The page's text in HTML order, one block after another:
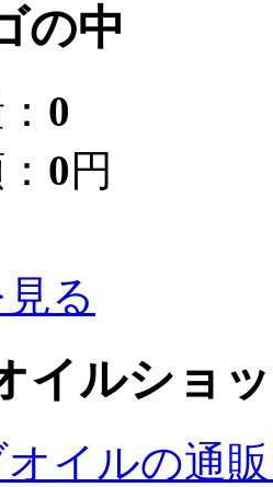
の中
0
0円
る
イルショ
イルの通